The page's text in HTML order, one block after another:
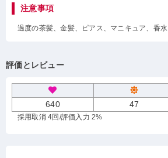
注意事項
過度の茶髪、金髪、ピアス、マニキュア、香水
評価とレビュー
640 47
採用取消 4回 /評価入力 2%